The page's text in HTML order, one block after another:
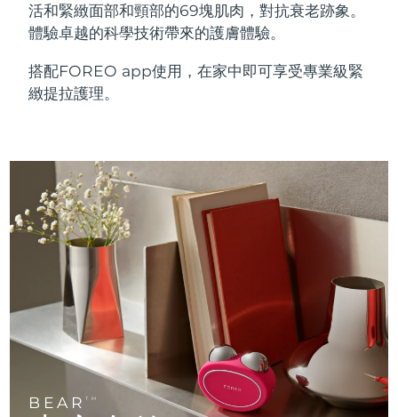
活和緊緻面部和頸部的69塊肌肉，對抗衰老跡象。
體驗卓越的科學技術帶來的護膚體驗。
搭配FOREO app使用，在家中即可享受專業級緊
緻提拉護理。
BEARTM
Massage, LED heating
For men, anti-aging massage
LUNA™ 4 mini
For young skin, T-zone
LUNA™ 4 go
For travel or gym bag
LUNA™護膚
Microcurrent toning on-the-go
Microcurrent line smoothing device
面部提拉護理
Premium anti-aging skincare
BEAR™ 設備
All premium facelift devices
補水保濕
UFO™ 3 套裝
Near-infrared and red light therapy
device
UFO™ 3 mini
Red light therapy device for young skin
UFO™ 3 go
Portable red light therapy
口腔護理
issa™ 4
issa™ 4 plus
Smart hybrid silicone sonic toothbrush
issa™ 4 smile
Hybrid silicone sonic toothbrush
issa™ 4 baby
For ages 0-3
FAQ™ 抗老護理
抗老
FAQ™ 101
Clinical anti-aging
FAQ™ 102
Advanced clinical anti-aging
FAQ™ 103
LED 護理
FAQ™ 201
LED mask
FAQ™ 202
LED mask
FAQ™ 211
生髮
FAQ™ 301
LED hair strengthening scalp massager
肌膚年輕化
NEW
FAQ™ 501
Full-Spectrum Red Light Therapy
保健品
NEW
波士尼亞與赫塞哥維納 預計送達日期11/08/2026
汶萊
保加利亞
智利 預計送達日期 12/08/2026
中國 預計送達日期
哥倫比亞 預計送達日期
克羅埃西亞 預計送達日期 08/08/2026
賽普勒斯 預計送達日期 09/08/2026
捷克 預計送達日期 08/08/2026